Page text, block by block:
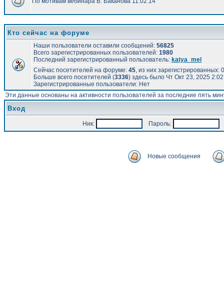
Кто сейчас на форуме
Наши пользователи оставили сообщений: 56825
Всего зарегистрированных пользователей: 1980
Последний зарегистрированный пользователь: katya_mel
Сейчас посетителей на форуме: 45, из них
Больше всего посетителей (3336) здесь было Чт Окт 23, 2025
Зарегистрированные пользователи: Нет
Эти данные основаны на активности пользователей за последние пять
Вход
Ник: Пароль:
Новые сообщения